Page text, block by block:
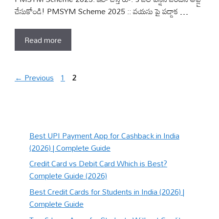
చేసుకోండి! PMSYM Scheme 2025 :: వయసు పై పడ్డాక …
Read more
←Previous Page
1 Page
2
Best UPI Payment App for Cashback in India
(2026) | Complete Guide
Credit Card vs Debit Card Which is Best?
Complete Guide (2026)
Best Credit Cards for Students in India (2026) |
Complete Guide